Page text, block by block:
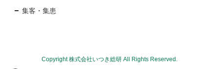
集客・集患
Copyright 株式会社いつき総研 All Rights Reserved.